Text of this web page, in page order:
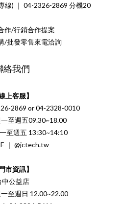
線) ｜ 04-2326-2869 分機20
作/行銷合作提案
/批發零售來電洽詢
絡我們
上客服】
2869 or 04-2328-0010
至週五09.30~18.00
至週五 13:30~14:10
｜ @jctech.tw
市資訊】
中公益店
至週日 12.00~22.00